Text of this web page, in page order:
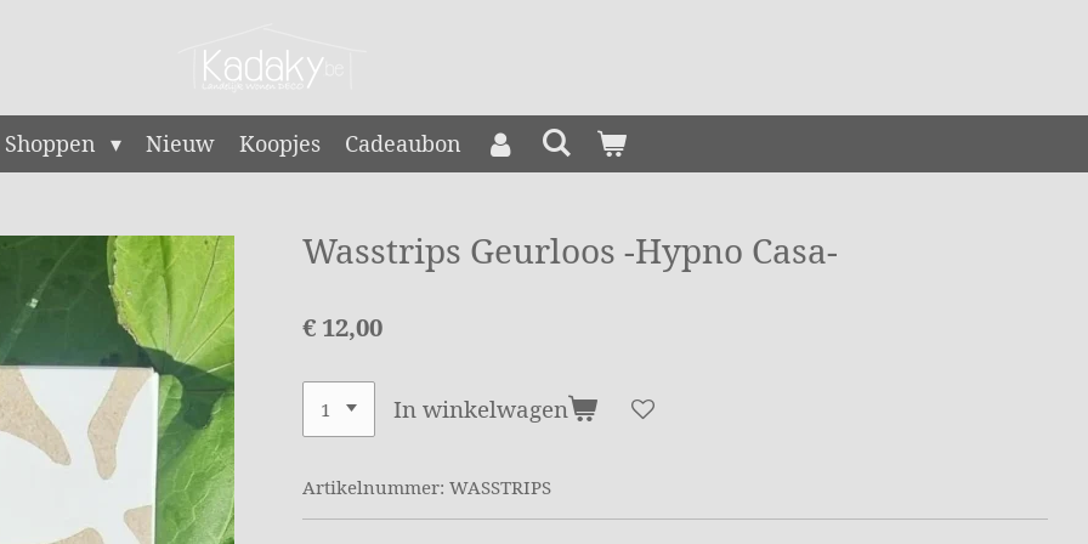
Shoppen Nieuw Koopjes Cadeaubon
Wasstrips Geurloos -Hypno Casa-
€ 12,00
In winkelwagen
Artikelnummer: WASSTRIPS